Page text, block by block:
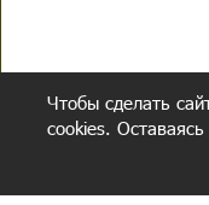
Чтобы сделать
cookies.